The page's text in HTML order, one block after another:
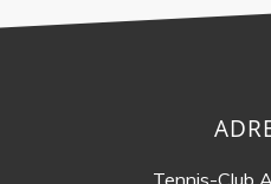
Tennis-Club